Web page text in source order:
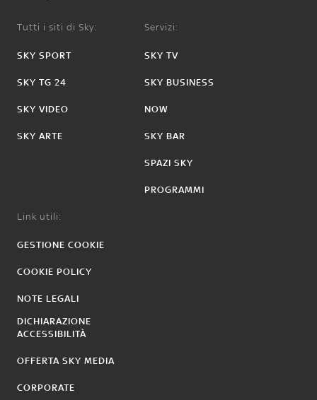
Tutti i siti di Sky:
SKY SPORT
SKY TG 24
SKY VIDEO
SKY ARTE
Servizi:
SKY TV
SKY BUSINESS
NOW
SKY BAR
SPAZI SKY
PROGRAMMI
Link utili:
GESTIONE COOKIE
COOKIE POLICY
NOTE LEGALI
DICHIARAZIONE
ACCESSIBILITÀ
OFFERTA SKY MEDIA
CORPORATE